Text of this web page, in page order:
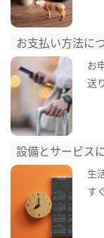
お支払い方法に
お
送
設備とサービス
生
す